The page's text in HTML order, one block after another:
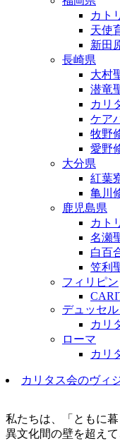
カト
天使
新田
長崎県
大村
潜竜
カリ
ケア
牧野
愛野
大分県
紅葉
亀川
鹿児島県
カト
名瀬
白百
笠利
フィリピン
デュッセ
カリ
ローマ
カリ
カリタス会のヴィ
私たちは、「ともに
異文化間の壁を超え